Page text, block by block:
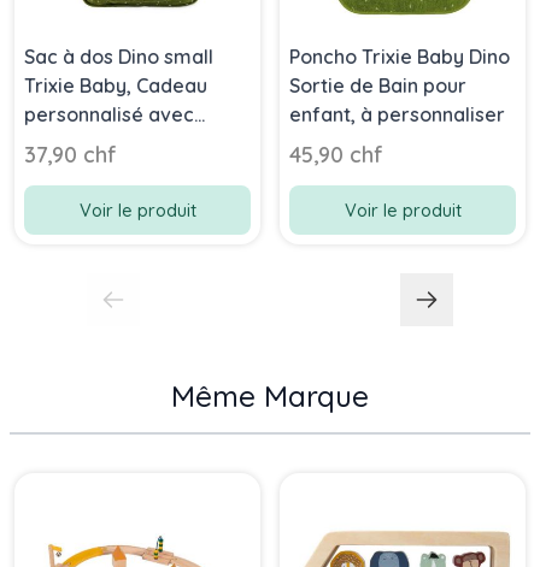
Sac à dos Dino small
Trixie Baby, Cadeau
personnalisé avec
prénom ou initiales en
broderie, dès 2 ans
37,90 chf
Voir le produit
Poncho Trixie Baby Dino
Sortie de Bain pour
enfant, à personnaliser
45,90 chf
Voir le produit
Même Marque